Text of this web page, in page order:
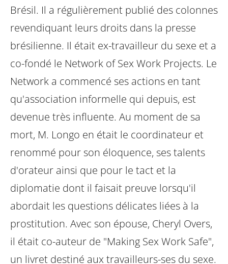
Brésil. Il a régulièrement publié des colonnes
revendiquant leurs droits dans la presse
brésilienne. Il était ex-travailleur du sexe et a
co-fondé le Network of Sex Work Projects. Le
Network a commencé ses actions en tant
qu'association informelle qui depuis, est
devenue très influente. Au moment de sa
mort, M. Longo en était le coordinateur et
renommé pour son éloquence, ses talents
d'orateur ainsi que pour le tact et la
diplomatie dont il faisait preuve lorsqu'il
abordait les questions délicates liées à la
prostitution. Avec son épouse, Cheryl Overs,
il était co-auteur de "Making Sex Work Safe",
un livret destiné aux travailleurs-ses du sexe.